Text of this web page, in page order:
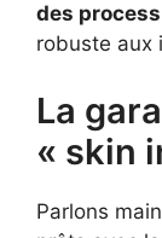
des
robuste aux
La
« skin
Parlons